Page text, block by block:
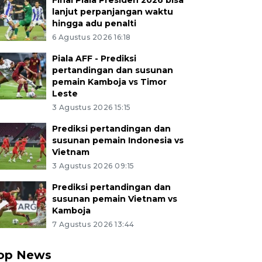
lanjut perpanjangan waktu
hingga adu penalti
6 Agustus 2026 16:18
Piala AFF - Prediksi
pertandingan dan susunan
pemain Kamboja vs Timor
Leste
3 Agustus 2026 15:15
Prediksi pertandingan dan
susunan pemain Indonesia vs
Vietnam
3 Agustus 2026 09:15
Prediksi pertandingan dan
susunan pemain Vietnam vs
Kamboja
7 Agustus 2026 13:44
News